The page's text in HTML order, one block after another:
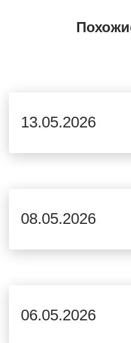
13.05.2026
08.05.2026
06.05.2026